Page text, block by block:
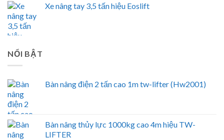
Xe nâng tay 3,5 tấn hiệu Eoslift
NỔI BẬT
Bàn nâng điện 2 tấn cao 1m tw-lifter (Hw2001)
Bàn nâng thủy lực 1000kg cao 4m hiệu TW-
LIFTER